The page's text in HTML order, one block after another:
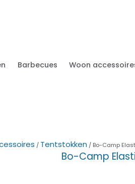
Barbecues Woon
/ Tentstokken / Bo-Camp
Bo-Camp